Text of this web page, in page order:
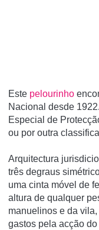
Este pelourinho
Nacional desde
Especial de
ou por outra
Arquitectura
três degraus
uma cinta móvel de
altura de qualquer
manuelinos e da
gastos pela acção